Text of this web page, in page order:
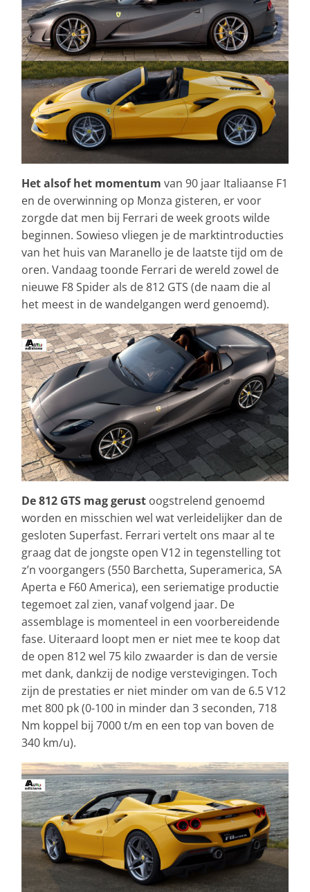
Het alsof het momentum van 90 jaar Italiaanse F1
en de overwinning op Monza gisteren, er voor
zorgde dat men bij Ferrari de week groots wilde
beginnen. Sowieso vliegen je de marktintroducties
van het huis van Maranello je de laatste tijd om de
oren. Vandaag toonde Ferrari de wereld zowel de
nieuwe F8 Spider als de 812 GTS (de naam die al
het meest in de wandelgangen werd genoemd).
De 812 GTS mag gerust oogstrelend genoemd
worden en misschien wel wat verleidelijker dan de
gesloten Superfast. Ferrari vertelt ons maar al te
graag dat de jongste open V12 in tegenstelling tot
z’n voorgangers (550 Barchetta, Superamerica, SA
Aperta e F60 America), een seriematige productie
tegemoet zal zien, vanaf volgend jaar. De
assemblage is momenteel in een voorbereidende
fase. Uiteraard loopt men er niet mee te koop dat
de open 812 wel 75 kilo zwaarder is dan de versie
met dank, dankzij de nodige verstevigingen. Toch
zijn de prestaties er niet minder om van de 6.5 V12
met 800 pk (0-100 in minder dan 3 seconden, 718
Nm koppel bij 7000 t/m en een top van boven de
340 km/u).